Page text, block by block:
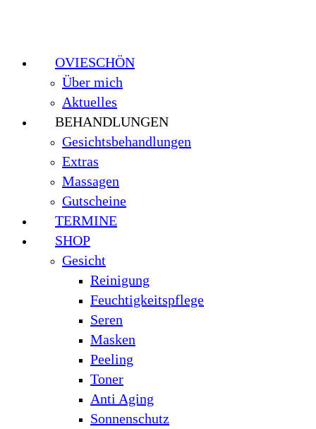
OVIESCHÖN
Über mich
Aktuelles
BEHANDLUNGEN
Gesichtsbehandlungen
Extras
Massagen
Gutscheine
TERMINE
SHOP
Gesicht
Reinigung
Feuchtigkeitspflege
Seren
Masken
Peeling
Toner
Anti Aging
Sonnenschutz